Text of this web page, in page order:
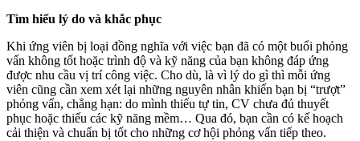
Tìm hiểu lý do và khắc phục
Khi ứng viên bị loại đồng nghĩa với việc bạn đã có một buổi phỏng
vấn không tốt hoặc trình độ và kỹ năng của bạn không đáp ứng
được nhu cầu vị trí công việc. Cho dù, là vì lý do gì thì mỗi ứng
viên cũng cần xem xét lại những nguyên nhân khiến bạn bị “trượt”
phỏng vấn, chẳng hạn: do mình thiếu tự tin, CV chưa đủ thuyết
phục hoặc thiếu các kỹ năng mềm… Qua đó, bạn cần có kế hoạch
cải thiện và chuẩn bị tốt cho những cơ hội phỏng vấn tiếp theo.